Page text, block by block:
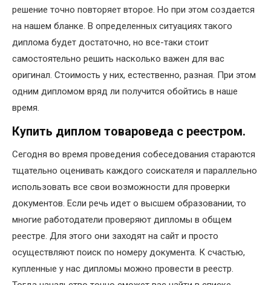
решение точно повторяет второе. Но при этом создается
на нашем бланке. В определенных ситуациях такого
диплома будет достаточно, но все-таки стоит
самостоятельно решить насколько важен для вас
оригинал. Стоимость у них, естественно, разная. При этом
одним дипломом вряд ли получится обойтись в наше
время.
Купить диплом товароведа с реестром.
Сегодня во время проведения собеседования стараются
тщательно оценивать каждого соискателя и параллельно
использовать все свои возможности для проверки
документов. Если речь идет о высшем образовании, то
многие работодатели проверяют дипломы в общем
реестре. Для этого они заходят на сайт и просто
осуществляют поиск по номеру документа. К счастью,
купленные у нас дипломы можно провести в реестр.